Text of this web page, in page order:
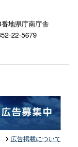
地県庁南庁舎
22-5679
広告掲載について